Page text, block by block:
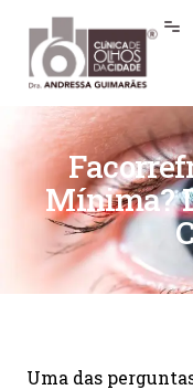
Mínima?
Uma das